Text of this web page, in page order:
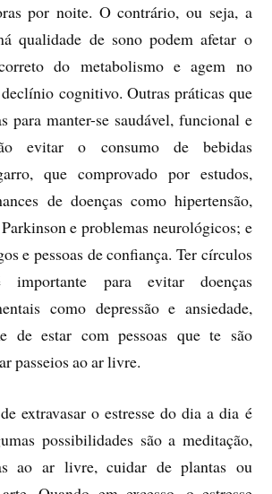
por noite. O contrário, ou seja, a
qualidade de sono podem afetar o
do metabolismo e agem no
cognitivo. Outras práticas que
para manter-se saudável, funcional e
evitar o consumo de bebidas
que comprovado por estudos,
de doenças como hipertensão,
e problemas neurológicos; e
e pessoas de confiança. Ter círculos
para evitar doenças
como depressão e ansiedade,
de estar com pessoas que te são
passeios ao ar livre.
extravasar o estresse do dia a dia é
possibilidades são a meditação,
ao ar livre, cuidar de plantas ou